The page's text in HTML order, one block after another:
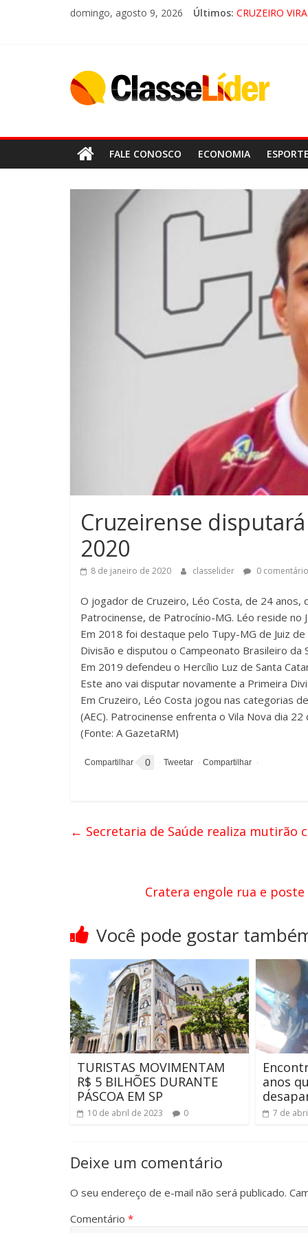
domingo, agosto 9, 2026 Últimos: CRUZEIRO
FALE CONOSCO ECONOMIA
Cruzeirense
2020
8 de janeiro de 2020 classelider 0
O jogador de Cruzeiro, Léo Costa, de 24
Patrocinense, de Patrocínio-MG. Léo reside no
Em 2018 foi destaque pelo Tupy-MG de Juiz
Divisão e disputou o Campeonato Brasileiro da
Em 2019 defendeu o Hercílio Luz de Santa
Este ano vai disputar novamente a Primeira
Em Cruzeiro, Léo Costa jogou nas categorias
(AEC). Patrocinense enfrenta o Vila Nova dia
(Fonte: A GazetaRM)
0
← Secretaria de Saúde realiza mutirão
Cratera engole rua e
Você pode gostar
TURISTAS MOVIMENTAM
R$ 5 BILHÕES DURANTE
PÁSCOA EM SP
10 de abril de 2023 0
anos
7 de
Deixe um comentário
O seu endereço de e-mail não será publicado.
Comentário *